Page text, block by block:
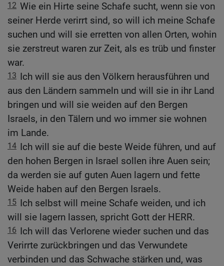
12 Wie ein Hirte seine Schafe sucht, wenn sie von
seiner Herde verirrt sind, so will ich meine Schafe
suchen und will sie erretten von allen Orten, wohin
sie zerstreut waren zur Zeit, als es trüb und finster
war.
13 Ich will sie aus den Völkern herausführen und
aus den Ländern sammeln und will sie in ihr Land
bringen und will sie weiden auf den Bergen
Israels, in den Tälern und wo immer sie wohnen
im Lande.
14 Ich will sie auf die beste Weide führen, und auf
den hohen Bergen in Israel sollen ihre Auen sein;
da werden sie auf guten Auen lagern und fette
Weide haben auf den Bergen Israels.
15 Ich selbst will meine Schafe weiden, und ich
will sie lagern lassen, spricht Gott der HERR.
16 Ich will das Verlorene wieder suchen und das
Verirrte zurückbringen und das Verwundete
verbinden und das Schwache stärken und, was